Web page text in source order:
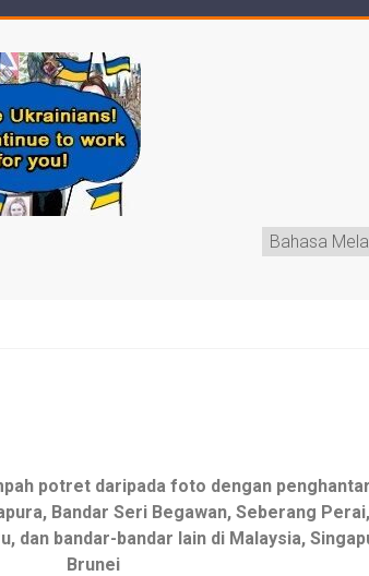
potret daripada foto dengan
Bandar Seri Begawan, Seberang Perai,
dan bandar-bandar lain di Malaysia,
Brunei